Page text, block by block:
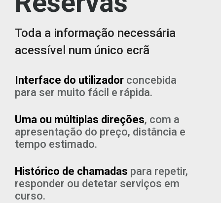
Toda a informação necessária
acessível num único ecrã
Interface do utilizador concebida
para ser muito fácil e rápida.
Uma ou múltiplas direções, com a
apresentação do preço, distância e
tempo estimado.
Histórico de chamadas para repetir,
responder ou detetar serviços em
curso.